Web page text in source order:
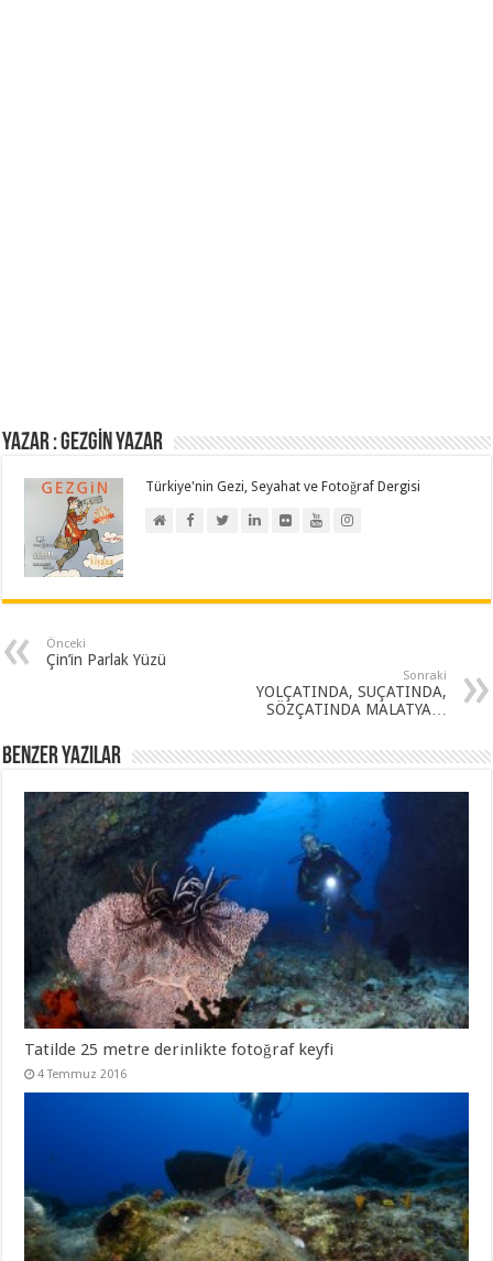
Yazar : GEZGİN YAZAR
Türkiye'nin Gezi, Seyahat ve Fotoğraf Dergisi
Önceki
Çin’in Parlak Yüzü
Sonraki
YOLÇATINDA, SUÇATINDA,
SÖZÇATINDA MALATYA…
Benzer Yazılar
Tatilde 25 metre derinlikte fotoğraf keyfi
4 Temmuz 2016